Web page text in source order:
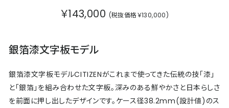
￥143,000 (税抜価格￥130,000)
銀箔漆文字板モデル
銀箔漆文字板モデルCITIZENがこれまで使ってきた伝統の技「漆」
と「銀箔」を組み合わせた文字板。深みのある鮮やかさと日本らしさ
を前面に押し出したデザインです。ケース径38.2mm(設計値)のス